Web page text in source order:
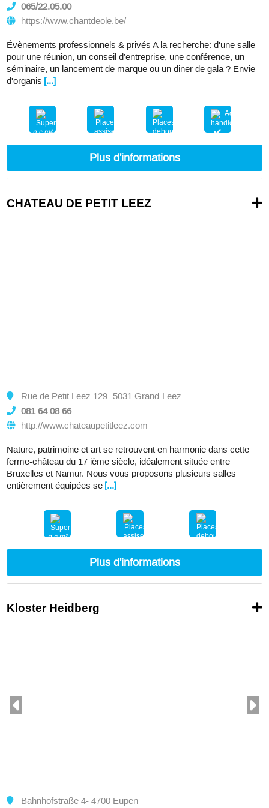
065/22.05.00
https://www.chantdeole.be/
Évènements professionnels & privés A la recherche: d'une salle
pour une réunion, un conseil d’entreprise, une conférence, un
séminaire, un lancement de marque ou un diner de gala ? Envie
d'organis [...]
n.c.m²
Plus d'informations
CHATEAU DE PETIT LEEZ
Rue de Petit Leez 129- 5031 Grand-Leez
081 64 08 66
http://www.chateaupetitleez.com
Nature, patrimoine et art se retrouvent en harmonie dans cette
ferme-château du 17 ième siècle, idéalement située entre
Bruxelles et Namur. Nous vous proposons plusieurs salles
entièrement équipées se [...]
n.c.m²
Plus d'informations
Kloster Heidberg
Bahnhofstraße 4- 4700 Eupen